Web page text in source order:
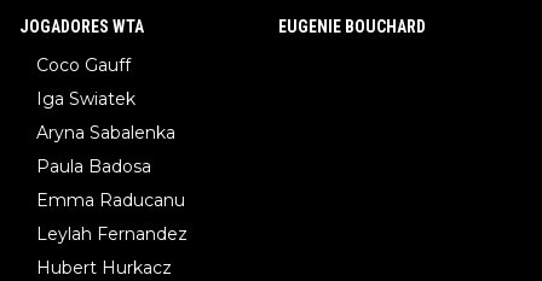
JOGADORES WTA
Coco Gauff
Iga Swiatek
Aryna Sabalenka
Paula Badosa
Emma Raducanu
Leylah Fernandez
Hubert Hurkacz
EUGENIE BOUCHARD